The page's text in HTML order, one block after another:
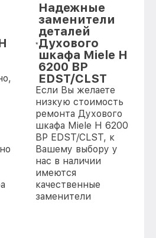
Надежные
заменители
деталей
Духового
шкафа Miele H
6200 BP
EDST/CLST
Если Вы желаете
низкую стоимость
ремонта Духового
шкафа Miele H 6200
BP EDST/CLST, к
Вашему выбору у
нас в наличии
имеются
качественные
заменители